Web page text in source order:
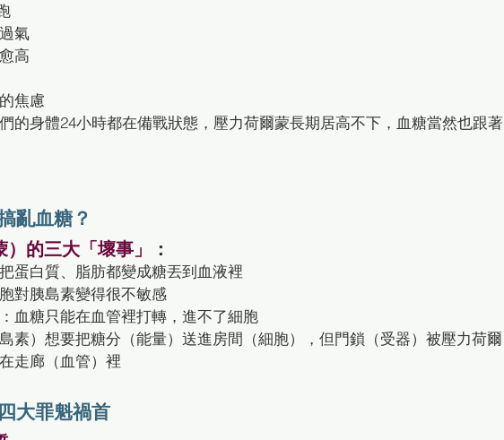
氣
高
焦慮
的身體24小時都在備戰狀態，壓力荷爾蒙長期居高不下，血糖當然也跟著
亂血糖？
的三大「壞事」 ：
蛋白質、脂肪都變成糖丟到血液裡
胞對胰島素變得很不敏感
：血糖只能在血管裡打轉，進不了細胞
素）想要把糖分（能量）送進房間（細胞），但門鎖（受器）被壓力荷爾
走廊（血管）裡
大罪魁禍首